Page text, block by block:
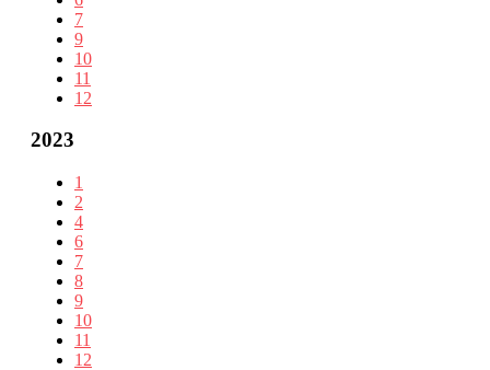
7
9
10
11
12
2023
1
2
4
6
7
8
9
10
11
12